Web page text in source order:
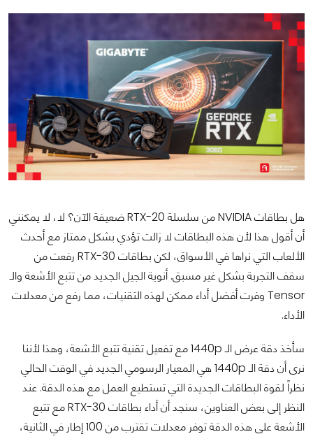
هل بطاقات NVIDIA من سلسلة RTX-20 ضعيفة الآن؟ لا، لا يمكنني
أن أقول هذا لأن هذه البطاقات لا زالت تؤدي بشكل ممتاز مع أحدث
الألعاب التي نراها في الأسواق، لكن بطاقات RTX-30 رفعت من
سقف التجربة بشكل غير مسبق. أنوية الجيل الجديد من تتبع الأشعة والـ
Tensor وفرت أفضل أداء ممكن لهذه التقنيات، مما رفع من معدلات
الأداء.
سأخذ دقة عرض الـ 1440p مع تفعيل تقنية تتبع الأشعة، وهذا لأننا
نرى أن دقة الـ 1440p هي المعيار الرسومي الجديد في الوقت الحالي
نظراً لقوة البطاقات الجديدة التي تستطيع العمل مع هذه الدقة. عند
النظر إلى بعض العناوين، سنجد أن أداء بطاقات RTX-30 مع تتبع
الأشعة على هذه الدقة توفر معدلات تقترب من 100 إطار في الثانية،